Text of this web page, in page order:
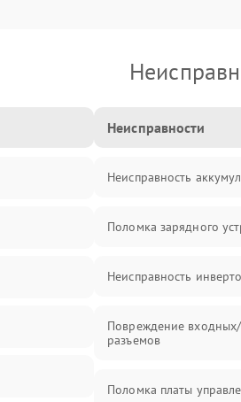
Неисправности
Неисправность
Поломка зарядного
Неисправность
Повреждение
разъемов
Поломка платы